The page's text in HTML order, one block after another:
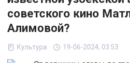
советского кино
Алимовой?
Культура 19-06-2024, 03:53